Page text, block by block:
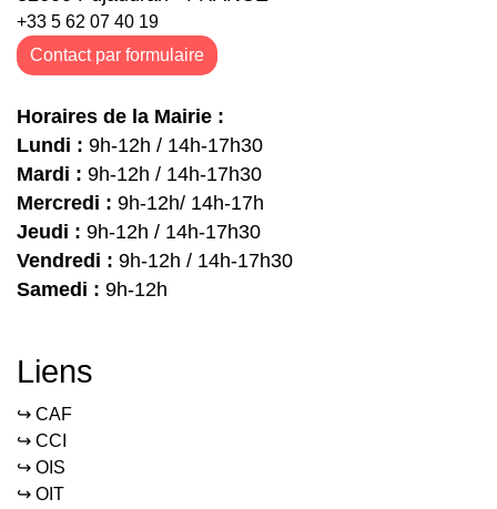
+33 5 62 07 40 19
Contact par formulaire
Horaires de la Mairie :
Lundi : 9h-12h / 14h-17h30
Mardi : 9h-12h / 14h-17h30
Mercredi : 9h-12h/ 14h-17h
Jeudi : 9h-12h / 14h-17h30
Vendredi : 9h-12h / 14h-17h30
Samedi : 9h-12h
Liens
↪️ CAF
↪️ CCI
↪️ OIS
↪️ OIT